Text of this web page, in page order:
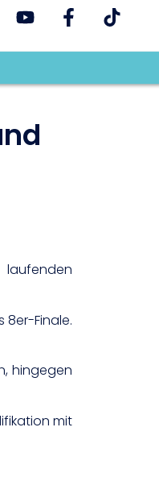
8er-Finale.
hingegen
mit